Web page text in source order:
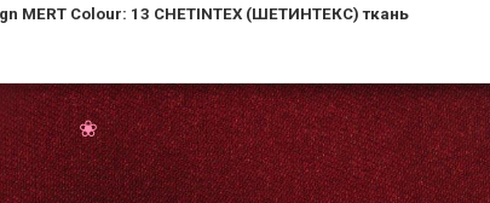
MERT Colour: 13 CHETINTEX (ШЕТИНТЕКС) ткань